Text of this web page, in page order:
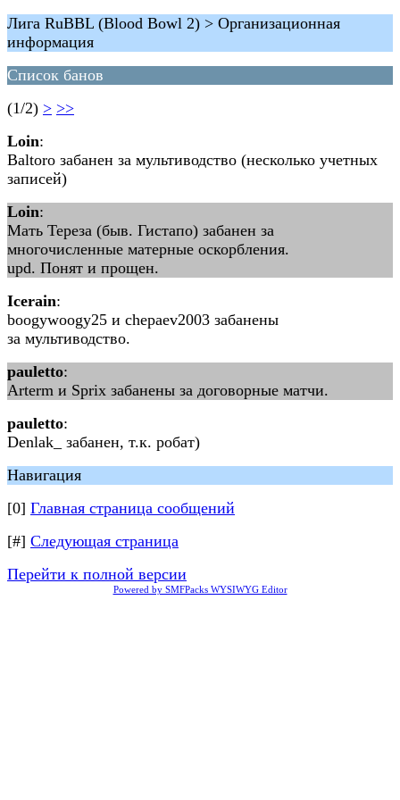
Лига RuBBL (Blood Bowl 2) > Организационная
информация
Список банов
(1/2) > >>
Loin:
Baltoro забанен за мультиводство (несколько учетных
записей)
Loin:
Мать Тереза (быв. Гистапо) забанен за
многочисленные матерные оскорбления.
upd. Понят и прощен.
Icerain:
boogywoogy25 и chepaev2003 забанены
за мультиводство.
pauletto:
Arterm и Sprix забанены за договорные матчи.
pauletto:
Denlak_ забанен, т.к. робат)
Навигация
[0] Главная страница сообщений
[#] Следующая страница
Перейти к полной версии
Powered by SMFPacks WYSIWYG Editor